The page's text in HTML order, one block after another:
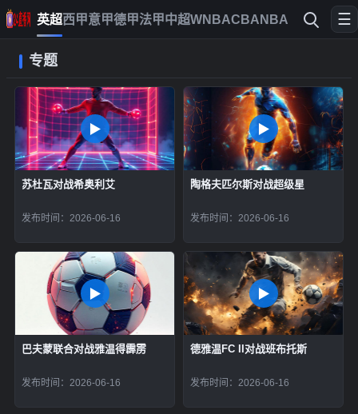
英超西甲意甲德甲法甲中超WNBACBA NBA ☰
专题
苏杜瓦对战希奥利艾
发布时间：2026-06-16
陶格夫匹尔斯对战超级星
发布时间：2026-06-16
巴夫蒙联合对战雅温得霹雳
发布时间：2026-06-16
德雅温FC II对战班布托斯
发布时间：2026-06-16